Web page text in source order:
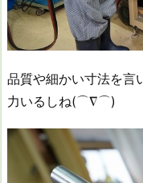
品質や細かい寸法を言
力いるしね(⌒∇⌒)